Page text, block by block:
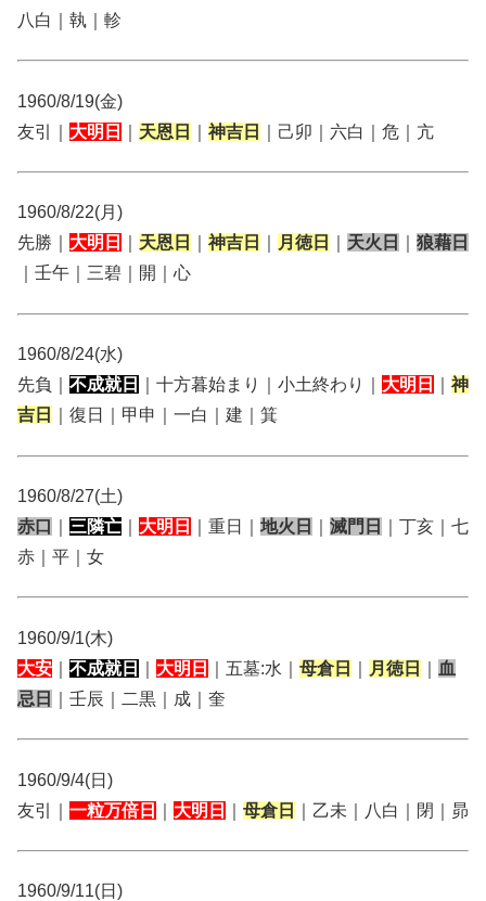
八白｜執｜軫
1960/8/19(金)
友引｜ 大明日 天恩日 神吉日 ｜己卯｜六白｜危｜亢
1960/8/22(月)
先勝｜ 大明日 天恩日 神吉日 月徳日 天火日
狼藉日
｜壬午｜三碧｜開｜心
1960/8/24(水)
先負｜ 不成就日 ｜十方暮始まり｜小土終わり｜ 大明日
神
吉日
｜復日｜甲申｜一白｜建｜箕
1960/8/27(土)
赤口
三隣亡 大明日 ｜重日｜ 地火日 滅門日
｜丁亥｜七
赤｜平｜女
1960/9/1(木)
大安
不成就日 大明日 ｜五墓:水｜ 母倉日 月徳日
血
忌日
｜壬辰｜二黒｜成｜奎
1960/9/4(日)
友引｜ 一粒万倍日 大明日 母倉日 ｜乙未｜八白｜閉｜昴
1960/9/11(日)